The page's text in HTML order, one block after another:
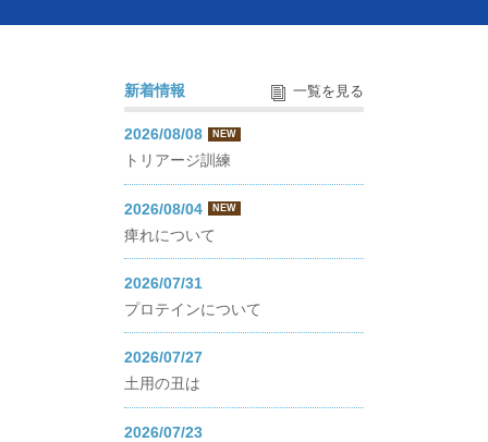
新着情報 一覧を見る
2026/08/08 NEW
トリアージ訓練
2026/08/04 NEW
痺れについて
2026/07/31
プロテインについて
2026/07/27
土用の丑は
2026/07/23